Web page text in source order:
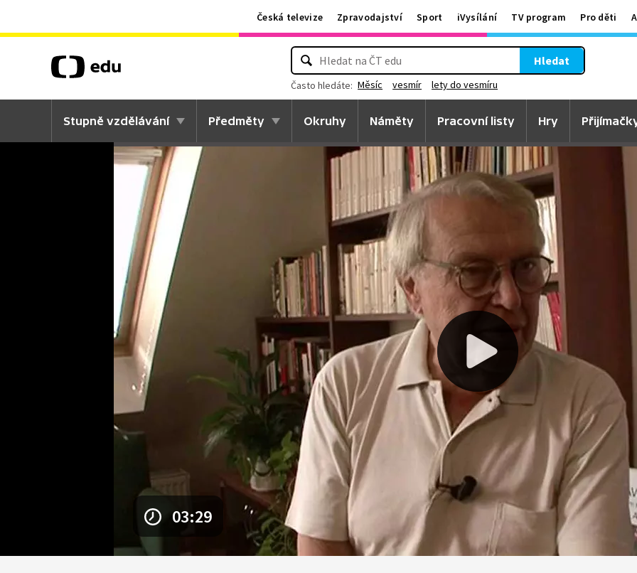
Česká televize Zpravodajství Sport iVysílání TV program Pro děti
Hledat
Často hledáte: Měsíc vesmír lety do vesmíru
Stupně vzdělávání Předměty Okruhy Náměty Pracovní listy Hry
03:29